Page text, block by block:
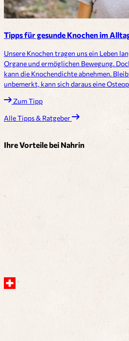
Tipps für gesunde Knochen im
Unsere Knochen tragen uns ein Leben
Organe und ermöglichen Bewegung.
kann die Knochendichte abnehmen.
unbemerkt, kann sich daraus eine
Zum Tipp
Alle Tipps & Ratgeber
Ihre Vorteile bei Nahrin